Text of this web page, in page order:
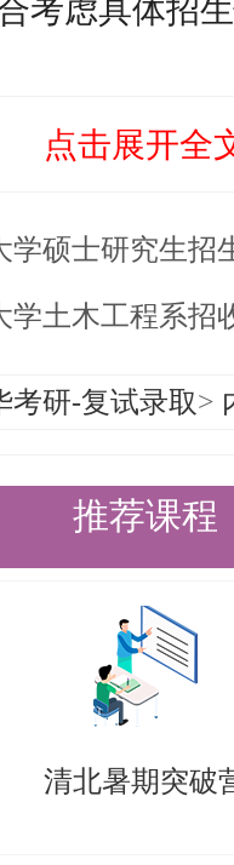
考虑具体招
港澳台研究
）进行申诉
应提供的材
请者须出示
民来往内地
点击展开全
学硕士研究生招
工程系招收港澳台地区
考研-复试录取>
推荐课程
清北暑期突破